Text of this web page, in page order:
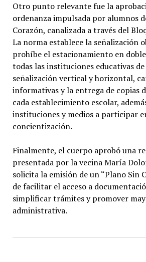
Otro punto relevante fue la
ordenanza impulsada por alumnos
Corazón, canalizada a través del
La norma establece la señalización
prohíbe el estacionamiento en
todas las instituciones educativas
señalización vertical y horizontal,
informativas y la entrega de copias
cada establecimiento escolar,
instituciones y medios a participar
concientización.
Finalmente, el cuerpo aprobó una
presentada por la vecina María
solicita la emisión de un “Plano Sin
de facilitar el acceso a
simplificar trámites y promover
administrativa.